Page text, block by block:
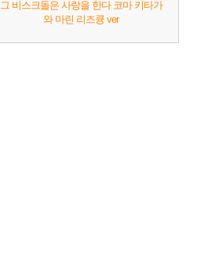
그 비스크돌은 사랑을 한다 코마 키타가
와 마린 리즈큥 ver